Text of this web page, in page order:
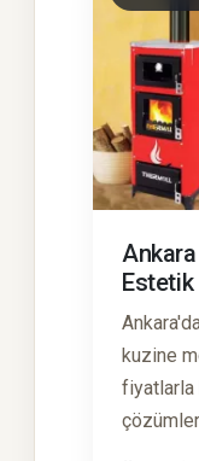
Estetik
kuzine
fiyatlarla